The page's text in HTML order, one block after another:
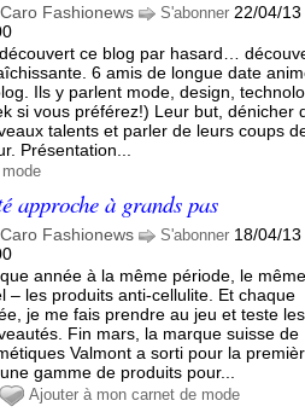
Caro Fashionews S'abonner 22/04/13
découvert ce blog par hasard…
6 amis de longue date
Ils y parlent mode, design,
si vous préférez!) Leur but, dénicher
talents et parler de leurs coups
Présentation...
approche à grands pas
Caro Fashionews S'abonner 18/04/13
année à la même période, le
– les produits anti-cellulite. Et chaque
je me fais prendre au jeu et teste les
Fin mars, la marque suisse de
Valmont a sorti pour la
gamme de produits pour...
Ajouter à mon carnet de mode